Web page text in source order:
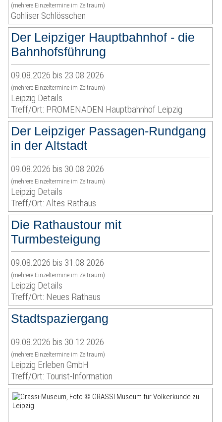
(mehrere Einzeltermine im Zeitraum)
Gohliser Schlösschen
Der Leipziger Hauptbahnhof - die
Bahnhofsführung
09.08.2026 bis 23.08.2026
(mehrere Einzeltermine im Zeitraum)
Leipzig Details
Treff/Ort: PROMENADEN Hauptbahnhof Leipzig
Der Leipziger Passagen-Rundgang
in der Altstadt
09.08.2026 bis 30.08.2026
(mehrere Einzeltermine im Zeitraum)
Leipzig Details
Treff/Ort: Altes Rathaus
Die Rathaustour mit
Turmbesteigung
09.08.2026 bis 31.08.2026
(mehrere Einzeltermine im Zeitraum)
Leipzig Details
Treff/Ort: Neues Rathaus
Stadtspaziergang
09.08.2026 bis 30.12.2026
(mehrere Einzeltermine im Zeitraum)
Leipzig Erleben GmbH
Treff/Ort: Tourist-Information